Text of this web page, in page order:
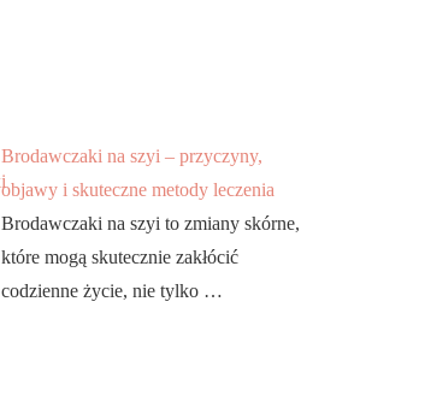
Brodawczaki na szyi – przyczyny,
objawy i skuteczne metody leczenia
Brodawczaki na szyi to zmiany skórne,
które mogą skutecznie zakłócić
codzienne życie, nie tylko …